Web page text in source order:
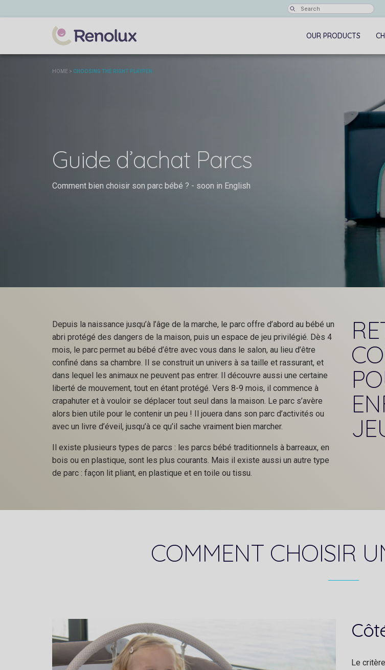
OUR PRODUCTS
HOME > CHOOSING THE RIGHT PLAYPEN
Guide d’achat Parcs
Comment bien choisir son parc bébé ? - soon in English
Depuis la naissance jusqu’à l’âge de la marche, le parc offre d’abord au bébé un
abri protégé des dangers de la maison, puis un espace de jeu privilégié. Dès 4
mois, le parc permet au bébé d’être avec vous dans le salon, au lieu d’être
confiné dans sa chambre. Il se construit un univers à sa taille et rassurant, et
dans lequel les animaux ne peuvent pas entrer. Il découvre aussi une certaine
liberté de mouvement, tout en étant protégé. Vers 8-9 mois, il commence à
crapahuter et à vouloir se déplacer tout seul dans la maison. Le parc s’avère
alors bien utile pour le contenir un peu ! Il jouera dans son parc d’activités ou
avec un livre d’éveil, jusqu’à ce qu’il sache vraiment bien marcher.
Il existe plusieurs types de parcs : les parcs bébé traditionnels à barreaux, en
bois ou en plastique, sont les plus courants. Mais il existe aussi un autre type
de parc : façon lit pliant, en plastique et en toile ou tissu.
COMMENT CHOISIR
Le